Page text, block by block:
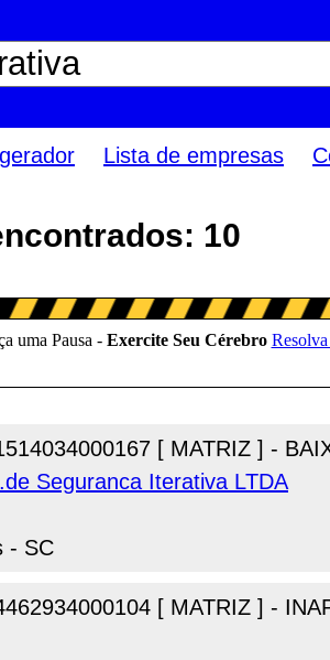
Lista de empresas
10
[ MATRIZ ] -
Seguranca Iterativa LTDA
- SC
[ MATRIZ ] -